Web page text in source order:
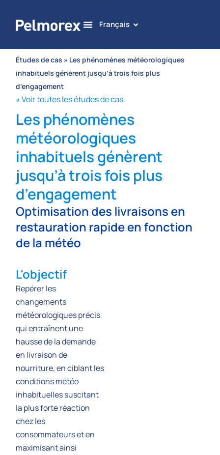
Français
Études de cas » Les phénomènes météorologiques
inhabituels génèrent jusqu’à trois fois plus
d’engagement
« Voir toutes les études de cas
Les phénomènes
météorologiques
inhabituels génèrent
jusqu’à trois fois plus
d’engagement
Optimisation des livraisons en
restauration rapide en fonction
de la météo
L'objectif
Repérer les
changements
météorologiques précis
qui entraînent une
hausse de la demande
en livraison de
nourriture, en ciblant les
conditions météo
inhabituelles suscitant
la plus forte réaction
chez les
consommateurs et en
maximisant ainsi